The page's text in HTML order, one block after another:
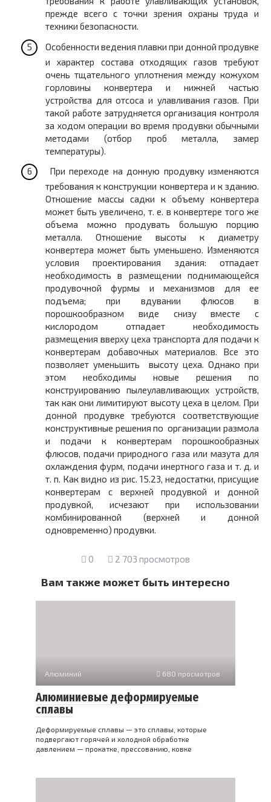
прежде всего с точки зрения охраны труда и
техники безопасности.
Особенности ведения плавки при донной продувке
и характер состава отходящих газов требуют
очень тщательного уплотнения между кожухом
горловины конвертера и нижней частью
устройства для отсоса и улавливания газов. При
такой работе затрудняется организация контроля
за ходом операции во время продувки обычными
методами (отбор проб металла, замер
температуры).
При переходе на донную продувку изменяются
требования к конструкции конвертера и к зданию.
Отношение массы садки к объему конвертера
может быть увеличено, т. е. в конвертере того же
объема можно продувать большую порцию
металла. Отношение высоты к диаметру
конвертера может быть уменьшено. Изменяются
условия проектирования здания: отпадает
необходимость в размещении поднимающейся
продувочной фурмы и механизмов для ее
подъема; при вдувании флюсов в
порошкообразном виде снизу вместе с
кислородом отпадает необходимость
размещения вверху цеха транспорта для подачи к
конвертерам добавочных материалов. Все это
позволяет уменьшить высоту цеха. Однако при
этом необходимы новые решения по
конструированию пылеулавливающих устройств,
так как они лимитируют высоту цеха в целом. При
донной продувке требуются соответствующие
конструктивные решения по организации размола
и подачи к конвертерам порошкообразных
флюсов, подачи природного газа или мазута для
охлаждения фурм, подачи инертного газа и т. д. и
т. п. Как видно из рис. 15.23, недостатки, присущие
конвертерам с верхней продувкой и донной
продувкой, исчезают при использовании
комбинированной (верхней и донной
одновременно) продувки.
0 2 703 просмотров
Вам также может быть интересно
Алюминий 680 просмотров
Алюминиевые деформируемые
сплавы
Деформируемые сплавы — это сплавы, которые
подвергают горячей и холодной обработке
давлением — прокатке, прессованию, ковке